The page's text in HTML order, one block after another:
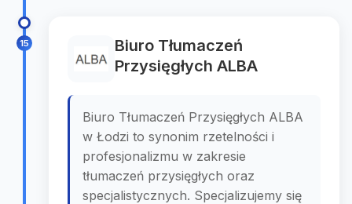
15
Biuro Tłumaczeń
Przysięgłych ALBA
Biuro Tłumaczeń Przysięgłych ALBA
w Łodzi to synonim rzetelności i
profesjonalizmu w zakresie
tłumaczeń przysięgłych oraz
specjalistycznych. Specjalizujemy się